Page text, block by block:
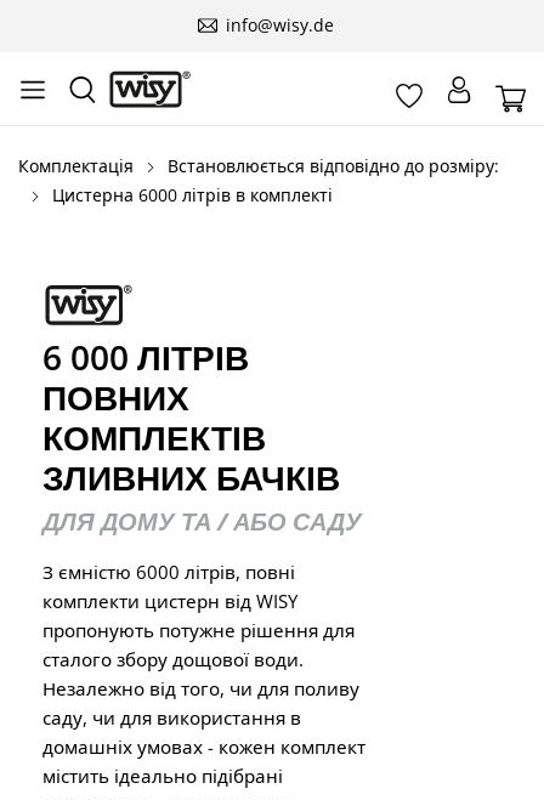
info@wisy.de
Комплектація
Встановлюється відповідно до розміру:
Цистерна 6000 літрів в комплекті
6 000 ЛІТРІВ
ПОВНИХ
КОМПЛЕКТІВ
ЗЛИВНИХ БАЧКІВ
ДЛЯ ДОМУ ТА / АБО САДУ
З ємністю 6000 літрів, повні
комплекти цистерн від WISY
пропонують потужне рішення для
сталого збору дощової води.
Незалежно від того, чи для поливу
саду, чи для використання в
домашніх умовах - кожен комплект
містить ідеально підібрані